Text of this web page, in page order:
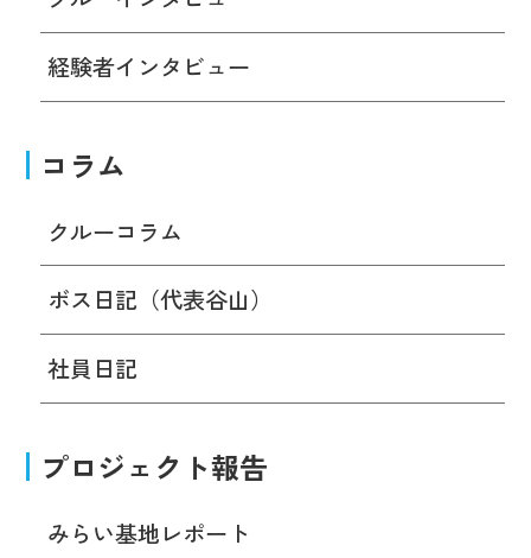
経験者インタビュー
コラム
クルーコラム
ボス日記（代表谷山）
社員日記
プロジェクト報告
みらい基地レポート